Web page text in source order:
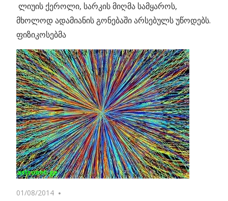
ლიუის ქეროლი, სარკის მიღმა სამყაროს,
მხოლოდ ადამიანის გონებაში არსებულს უწოდებს.
ფიზიკოსებმა
01/08/2014